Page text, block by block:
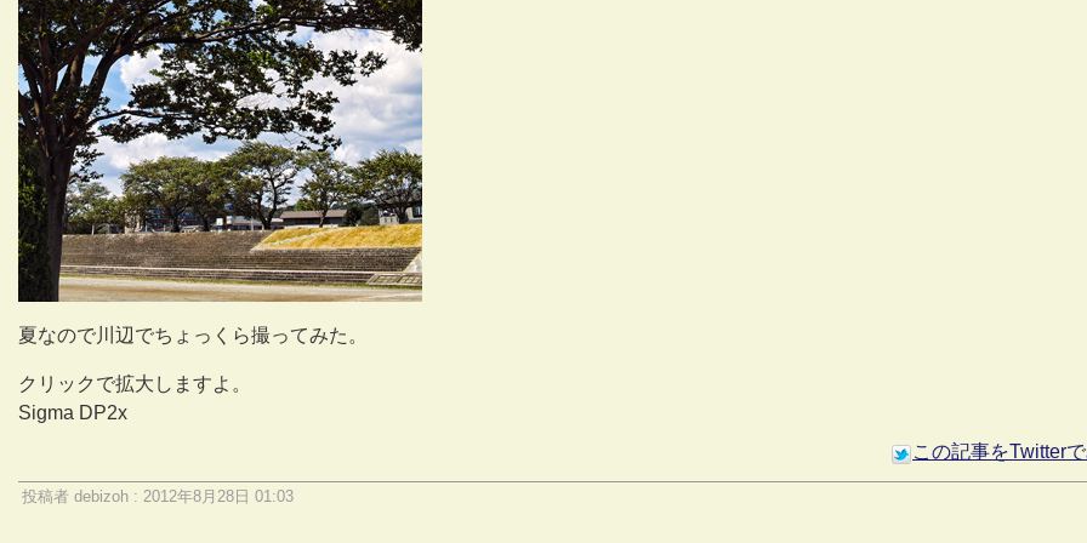
夏なので川辺でちょっくら撮ってみた。
クリックで拡大しますよ。
Sigma DP2x
この記事をTwitter
投稿者 debizoh : 2012年8月28日 01:03